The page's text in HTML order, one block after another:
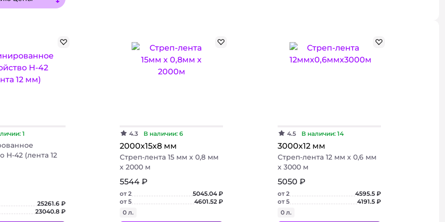
тара
FEFCO
GALIA
грузы
животных
и приборы
Подробнее Подробнее
вскрытия
Подробнее
1
Н-42 (лента 12
25261.6 ₽
23040.8 ₽
4.3 В наличии: 6
2000х15х8 мм
Стреп-лента 15 мм х 0,8 мм
х 2000 м
5544 ₽
от 2
5045.04 ₽
от 5
4601.52 ₽
0 л.
4.5 В наличии: 14
3000х12 мм
Стреп-лента 12 мм х 0,6 мм
х 3000 м
5050 ₽
от 2
4595.5 ₽
от 5
4191.5 ₽
0 л.